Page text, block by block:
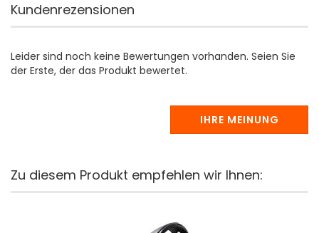
Kundenrezensionen
Leider sind noch keine Bewertungen vorhanden. Seien Sie
der Erste, der das Produkt bewertet.
IHRE MEINUNG
Zu diesem Produkt empfehlen wir Ihnen: